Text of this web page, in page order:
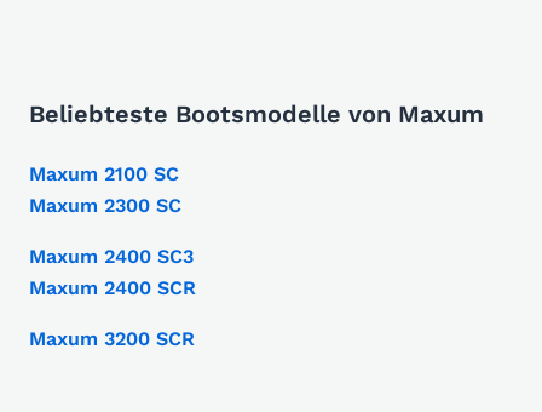
Beliebteste Bootsmodelle von Maxum
Maxum 2100 SC
Maxum 2300 SC
Maxum 2400 SC3
Maxum 2400 SCR
Maxum 3200 SCR